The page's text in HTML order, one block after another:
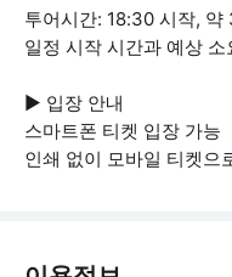
투어시간: 18:30 시작, 약
일정 시작 시간과 예상
▶ 입장 안내
스마트폰 티켓 입장 가능
인쇄 없이 모바일 티켓으